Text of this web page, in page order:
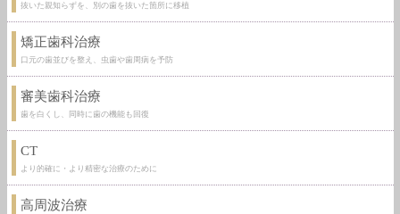
抜いた親知らずを、別の歯を抜いた箇所に移植
矯正歯科治療
口元の歯並びを整え、虫歯や歯周病を予防
審美歯科治療
歯を白くし、同時に歯の機能も回復
CT
より的確に・より精密な治療のために
高周波治療